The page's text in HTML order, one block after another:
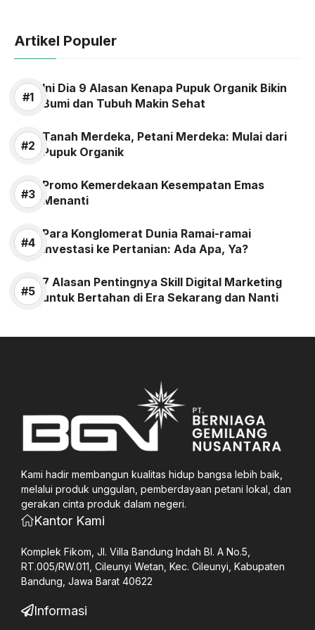
Artikel Populer
Ini Dia 9 Alasan Kenapa Pupuk Organik Bikin
Bumi dan Tubuh Makin Sehat
Tanah Merdeka, Petani Merdeka: Mulai dari
Pupuk Organik
Promo Kemerdekaan Kesempatan Emas
Menanti
Para Konglomerat Dunia Ramai-ramai
Investasi ke Pertanian: Ada Apa, Ya?
7 Alasan Pentingnya Skill Digital Marketing
untuk Bertahan di Era Sekarang dan Nanti
Kami hadir membangun kualitas hidup bangsa lebih baik,
melalui produk unggulan, pemberdayaan petani lokal, dan
gerakan cinta produk dalam negeri.
Kantor Kami
Komplek Fikom, Jl. Villa Bandung Indah Bl. A No.5,
RT.005/RW.011, Cileunyi Wetan, Kec. Cileunyi, Kabupaten
Bandung, Jawa Barat 40622
Informasi